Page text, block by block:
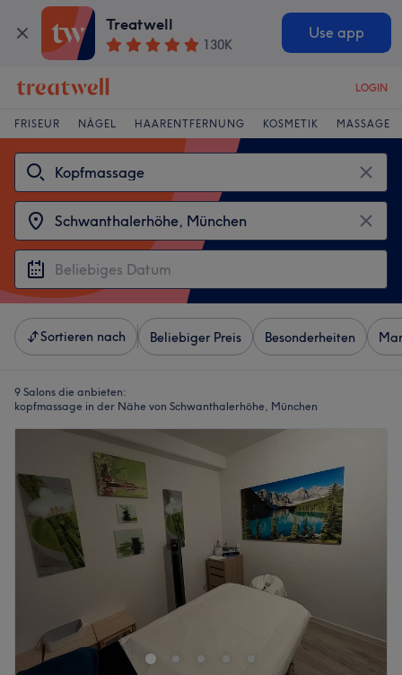
Treatwell
130K
Use app
LOGIN
FRISEUR NÄGEL HAARENTFERNUNG KOSMETIK MASSAGE
Sortieren nach Beliebiger Preis Besonderheiten
9 Salons die anbieten:
kopfmassage in der Nähe von Schwanthalerhöhe, München